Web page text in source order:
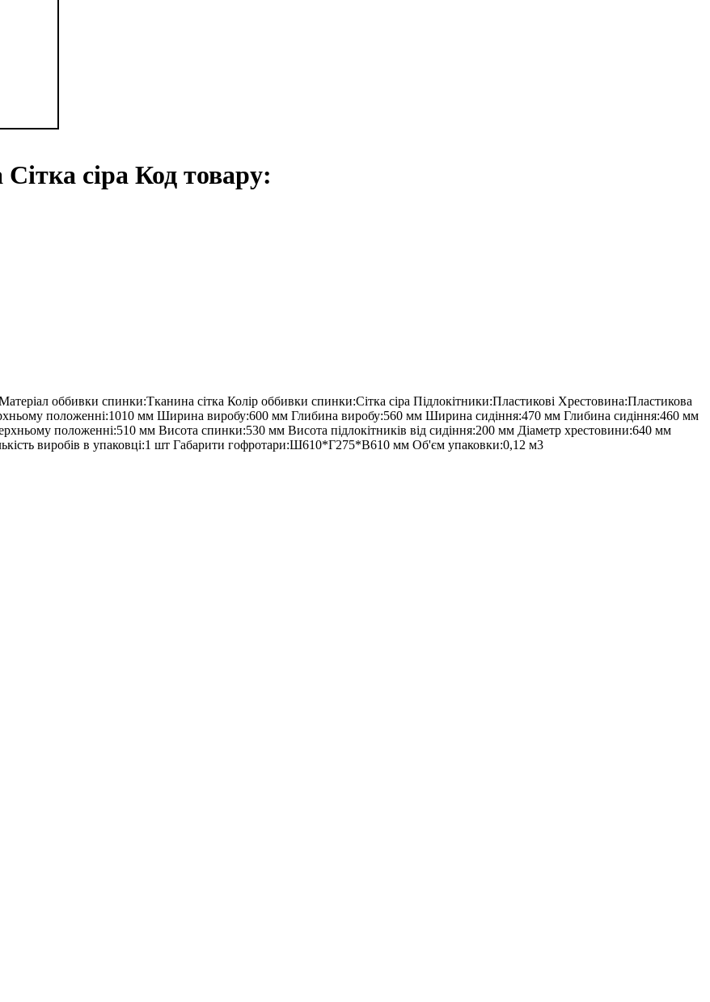
сіра Код товару:
оббивки спинки:Тканина сітка Колір оббивки спинки:Сітка сіра Підлокітники:Пластикові Хрестовина:Пластикова
положенні:1010 мм Ширина виробу:600 мм Глибина виробу:560 мм Ширина сидіння:470 мм Глибина сидіння:460 мм
положенні:510 мм Висота спинки:530 мм Висота підлокітників від сидіння:200 мм Діаметр хрестовини:640 мм
виробів в упаковці:1 шт Габарити гофротари:Ш610*Г275*В610 мм Об'єм упаковки:0,12 м3